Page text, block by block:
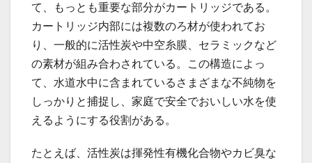
て、もっとも重要な部分がカートリッジである。
カートリッジ内部には複数のろ材が使われてお
り、一般的に活性炭や中空糸膜、セラミックなど
の素材が組み合わされている。この構造によっ
て、水道水中に含まれているさまざまな不純物を
しっかりと捕捉し、家庭で安全でおいしい水を使
えるようにする役割がある。
たとえば、活性炭は揮発性有機化合物やカビ臭な